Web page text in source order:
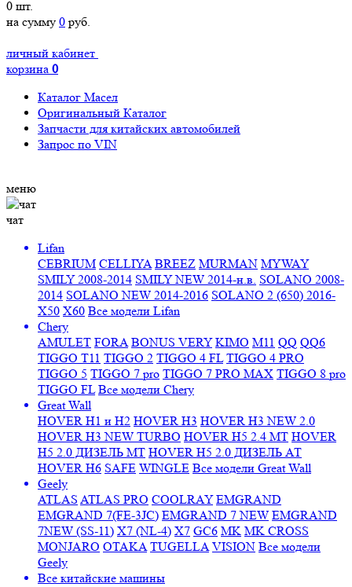
0 шт.
на сумму 0 руб.
личный кабинет
корзина 0
Каталог Масел
Оригинальный Каталог
Запчасти для китайских автомобилей
Запрос по VIN
меню
чат
Lifan
CEBRIUM CELLIYA BREEZ MURMAN MYWAY
SMILY 2008-2014 SMILY NEW 2014-н.в. SOLANO 2008-
2014 SOLANO NEW 2014-2016 SOLANO 2 (650) 2016-
X50 X60 Все модели Lifan
Chery
AMULET FORA BONUS VERY KIMO M11 QQ QQ6
TIGGO T11 TIGGO 2 TIGGO 4 FL TIGGO 4 PRO
TIGGO 5 TIGGO 7 pro TIGGO 7 PRO MAX TIGGO 8 pro
TIGGO FL Все модели Chery
Great Wall
HOVER H1 и H2 HOVER H3 HOVER H3 NEW 2.0
HOVER H3 NEW TURBO HOVER H5 2.4 МТ HOVER
H5 2.0 ДИЗЕЛЬ МТ HOVER H5 2.0 ДИЗЕЛЬ АТ
HOVER H6 SAFE WINGLE Все модели Great Wall
Geely
ATLAS ATLAS PRO COOLRAY EMGRAND
EMGRAND 7(FE-3JC) EMGRAND 7 NEW EMGRAND
7NEW (SS-11) X7 (NL-4) X7 GC6 MK MK CROSS
MONJARO OTAKA TUGELLA VISION Все модели
Geely
Все китайские машины